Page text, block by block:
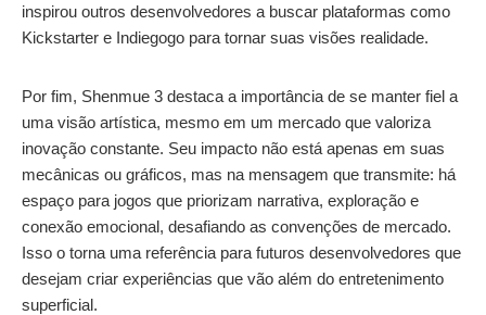
inspirou outros desenvolvedores a buscar plataformas como
Kickstarter e Indiegogo para tornar suas visões realidade.
Por fim, Shenmue 3 destaca a importância de se manter fiel a
uma visão artística, mesmo em um mercado que valoriza
inovação constante. Seu impacto não está apenas em suas
mecânicas ou gráficos, mas na mensagem que transmite: há
espaço para jogos que priorizam narrativa, exploração e
conexão emocional, desafiando as convenções de mercado.
Isso o torna uma referência para futuros desenvolvedores que
desejam criar experiências que vão além do entretenimento
superficial.